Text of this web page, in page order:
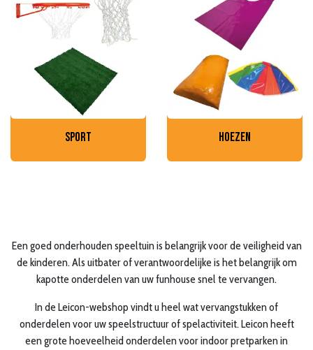
sport hoezen
Een goed onderhouden speeltuin is belangrijk voor de veiligheid van
de kinderen. Als uitbater of verantwoordelijke is het belangrijk om
kapotte onderdelen van uw funhouse snel te vervangen.
In de Leicon-webshop vindt u heel wat vervangstukken of
onderdelen voor uw speelstructuur of spelactiviteit. Leicon heeft
een grote hoeveelheid onderdelen voor indoor pretparken in